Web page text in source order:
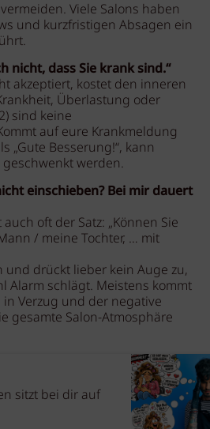
Viele Salons haben
und kurzfristigen Absagen ein
nicht, dass Sie krank sind.“
akzeptiert, kostet den inneren
Überlastung oder
sind keine
auf eure Krankmeldung
„Gute Besserung!“, kann
werden.
einschieben? Bei mir dauert
oft der Satz: „Können Sie
/ meine Tochter, … mit
und drückt lieber kein Auge zu,
Alarm schlägt. Meistens kommt
Verzug und der negative
gesamte Salon-Atmosphäre
sitzt bei dir auf